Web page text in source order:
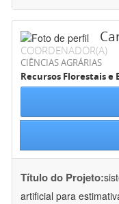
COORDENADOR(A)
CIÊNCIAS AGRÁRIAS
Recursos Florestais
Título do Projeto:
artificial para